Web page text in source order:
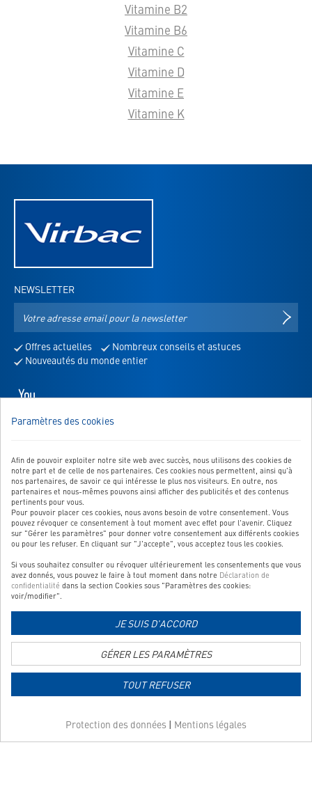
Vitamine B2
Vitamine B6
Vitamine C
Vitamine D
Vitamine E
Vitamine K
Paramètres des cookies
Afin de pouvoir exploiter notre site web avec succès, nous utilisons des cookies de
notre part et de celle de nos partenaires. Ces cookies nous permettent, ainsi qu'à
nos partenaires, de savoir ce qui intéresse le plus nos visiteurs. En outre, nos
partenaires et nous-mêmes pouvons ainsi afficher des publicités et des contenus
pertinents pour vous.
Pour pouvoir placer ces cookies, nous avons besoin de votre consentement. Vous
pouvez révoquer ce consentement à tout moment avec effet pour l'avenir. Cliquez
sur "Gérer les paramètres" pour donner votre consentement aux différents cookies
ou pour les refuser. En cliquant sur "J'accepte", vous acceptez tous les cookies.
Si vous souhaitez consulter ou révoquer ultérieurement les consentements que vous
avez donnés, vous pouvez le faire à tout moment dans notre Déclaration de
confidentialité dans la section Cookies sous "Paramètres des cookies:
voir/modifier".
JE SUIS D'ACCORD
GÉRER LES PARAMÈTRES
TOUT REFUSER
Protection des données | Mentions légales
NEWSLETTER
pour
la
Offres actuelles
Nombreux conseils et astuces
Nouveautés du monde entier
Youtube
s'ouvre
nouvel
onglet
NOUS SOMMES LÀ POUR VOUS!
envoyez-nous un message:
Vers le formulaire de contact
NOTRE SERVICE
NOS CATÉGORIES TOP
QUALITÉ CONTRÔLÉE
vers
la
modes
la
page